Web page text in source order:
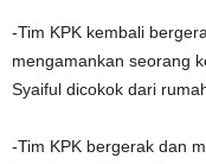
-Tim KPK kembali
mengamankan seorang
Syaiful dicokok dari
-Tim KPK bergerak dan